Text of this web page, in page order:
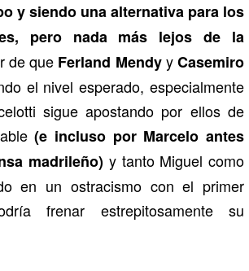
y siendo una alternativa para los
pero nada más lejos de la
de que Ferland MendyyCasemiro
el nivel esperado, especialmente
sigue apostando por ellos de
(e incluso por Marcelo antes
madrileño) y tanto Miguel como
en un ostracismo con el primer
frenar estrepitosamente su